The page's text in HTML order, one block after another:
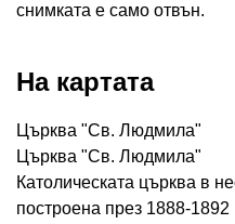
снимката е само отвън.
На картата
Църква "Св. Людмила"
Църква "Св. Людмила"
Католическата църква в
построена през 1888-1892